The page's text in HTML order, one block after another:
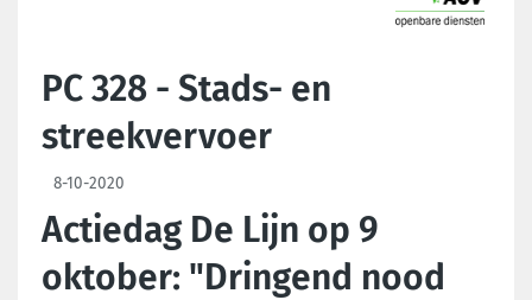
PC 328 - Stads- en
streekvervoer
8-10-2020
Actiedag De Lijn op 9
oktober: "Dringend nood